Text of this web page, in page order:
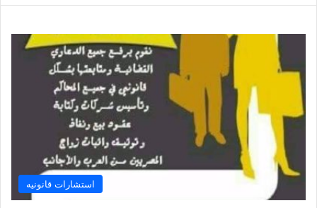
استشارات قانونيه